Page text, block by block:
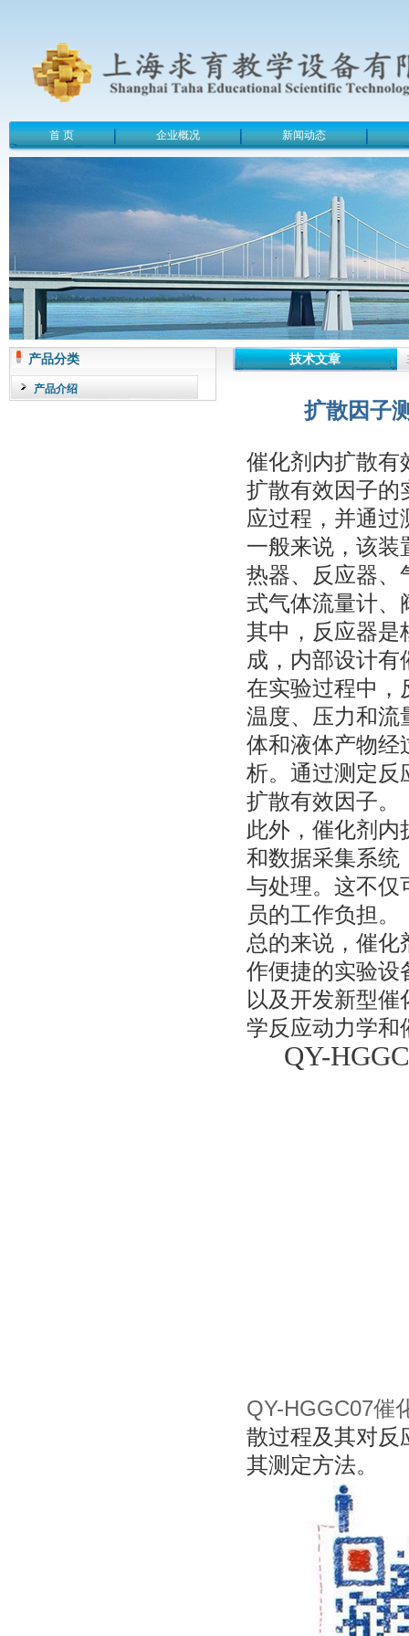
首 页 企业概况 新闻动态
产品分类
产品介绍
技术文章
扩散因子
催化剂内扩散有
扩散有效因子的
应过程，并通
一般来说，该装
热器、反应器、
式气体流量计、
其中，反应器是
成，内部设计有
在实验过程中，
温度、压力和流
体和液体产物经
析。通过测定反
扩散有效因子。
此外，催化剂
和数据采集系统
与处理。这不仅
员的工作负担。
总的来说，催化
作便捷的实验设
以及开发新型
学反应动力学和
QY-
QY-HGGC07催
散过程及其对反
其测定方法。